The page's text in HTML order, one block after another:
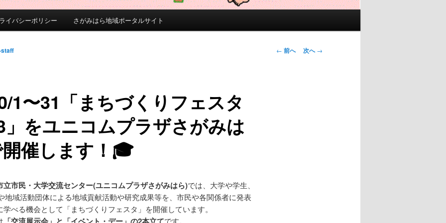
イバシーポリシー さがみはら地域ポータルサイト
投
← 前へ 次へ→
1〜31「まちづくりフェスタ
」をユニコムプラザさがみは
催します！🎓
立市民・大学交流センター(ユニコムプラザさがみはら)では、大学や学生、
地域活動団体による地域貢献活動や研究成果等を、市民や各関係者に発表
学べる機会として「まちづくりフェスタ」を開催しています。
「交流展示会」と「イベント・デー」の2本立てです。